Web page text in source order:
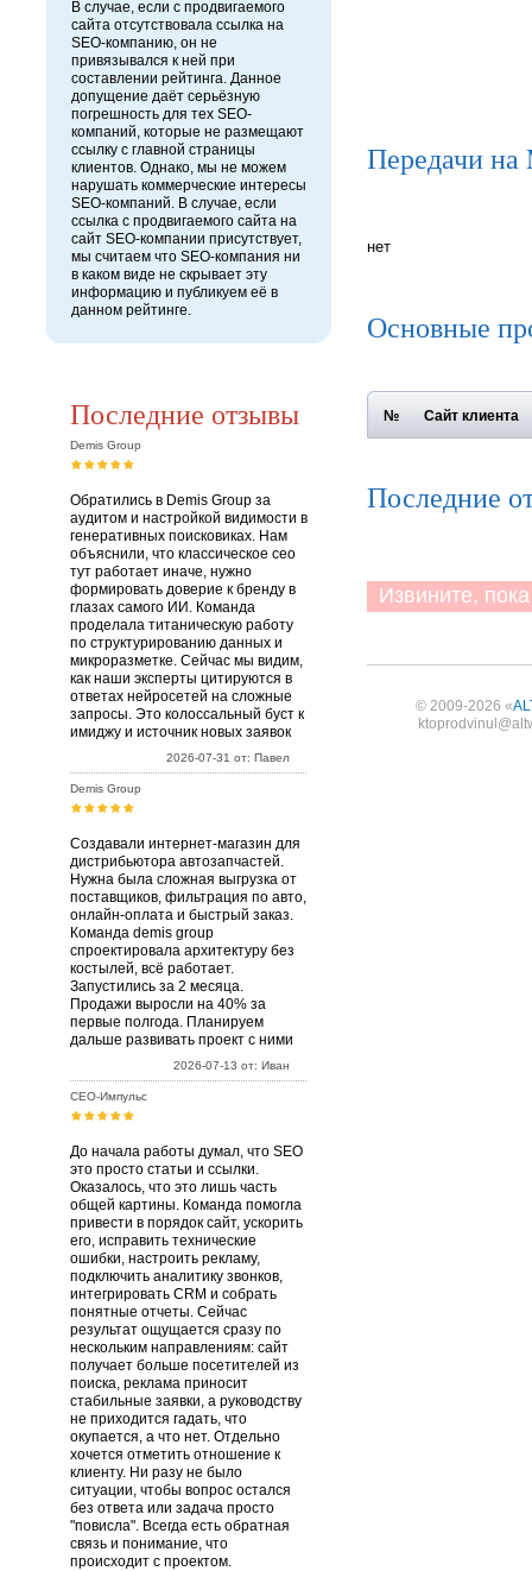
В случае, если с продвигаемого
сайта отсутствовала ссылка на
SEO-компанию, он не
привязывался к ней при
составлении рейтинга. Данное
допущение даёт серьёзную
погрешность для тех SEO-
компаний, которые не размещают
ссылку с главной страницы
клиентов. Однако, мы не можем
нарушать коммерческие интересы
SEO-компаний. В случае, если
ссылка с продвигаемого сайта на
сайт SEO-компании присутствует,
мы считаем что SEO-компания ни
в каком виде не скрывает эту
информацию и публикуем её в
данном рейтинге.
Последние отзывы
Demis Group
Обратились в Demis Group за
аудитом и настройкой видимости в
генеративных поисковиках. Нам
объяснили, что классическое сео
тут работает иначе, нужно
формировать доверие к бренду в
глазах самого ИИ. Команда
проделала титаническую работу
по структурированию данных и
микроразметке. Сейчас мы видим,
как наши эксперты цитируются в
ответах нейросетей на сложные
запросы. Это колоссальный буст к
имиджу и источник новых заявок
2026-07-31 от: Павел
Demis Group
Создавали интернет-магазин для
дистрибьютора автозапчастей.
Нужна была сложная выгрузка от
поставщиков, фильтрация по авто,
онлайн-оплата и быстрый заказ.
Команда demis group
спроектировала архитектуру без
костылей, всё работает.
Запустились за 2 месяца.
Продажи выросли на 40% за
первые полгода. Планируем
дальше развивать проект с ними
2026-07-13 от: Иван
СЕО-Импульс
До начала работы думал, что SEO
это просто статьи и ссылки.
Оказалось, что это лишь часть
общей картины. Команда помогла
привести в порядок сайт, ускорить
его, исправить технические
ошибки, настроить рекламу,
подключить аналитику звонков,
интегрировать CRM и собрать
понятные отчеты. Сейчас
результат ощущается сразу по
нескольким направлениям: сайт
получает больше посетителей из
поиска, реклама приносит
стабильные заявки, а руководству
не приходится гадать, что
окупается, а что нет. Отдельно
хочется отметить отношение к
клиенту. Ни разу не было
ситуации, чтобы вопрос остался
без ответа или задача просто
"повисла". Всегда есть обратная
связь и понимание, что
происходит с проектом.
Передачи на
нет
Основные
№ Сайт клиента
Последние
Извините,
© 2009-2026 «